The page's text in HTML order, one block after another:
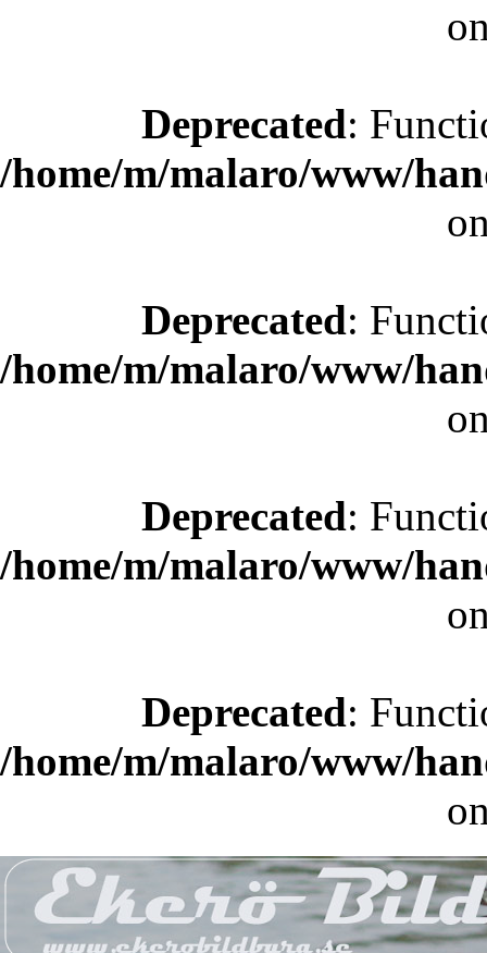
Deprecated:
/home/m/malaro/www/
Deprecated:
/home/m/malaro/www/
Deprecated:
/home/m/malaro/www/
Deprecated:
/home/m/malaro/www/